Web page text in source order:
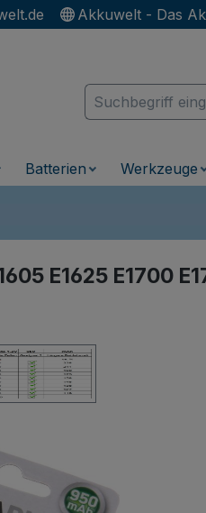
Akkuwelt - Das
Batterien Werkzeuge
E1625 E1700